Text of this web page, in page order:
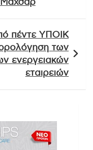
Μαχσάρ
πέντε ΥΠΟΙΚ
των
ενεργειακών
εταιρειών